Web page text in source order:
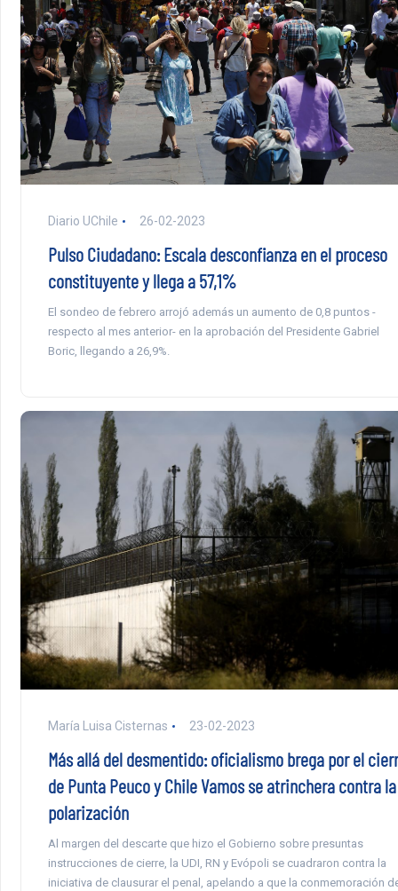
Diario UChile 26-02-2023
Pulso Ciudadano: Escala desconfianza en el proceso
constituyente y llega a 57,1%
El sondeo de febrero arrojó además un aumento de 0,8 puntos -
respecto al mes anterior- en la aprobación del Presidente Gabriel
Boric, llegando a 26,9%.
María Luisa Cisternas 23-02-2023
Más allá del desmentido: oficialismo brega por el
de Punta Peuco y Chile Vamos se atrinchera contra la
polarización
Al margen del descarte que hizo el Gobierno sobre presuntas
instrucciones de cierre, la UDI, RN y Evópoli se cuadraron contra la
iniciativa de clausurar el penal, apelando a que la conmemoración